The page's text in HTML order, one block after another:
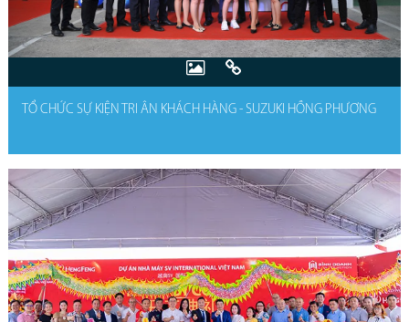
TỔ CHỨC SỰ KIỆN TRI ÂN KHÁCH HÀNG - SUZUKI HỒNG PHƯƠNG